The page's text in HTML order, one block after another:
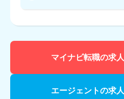
マイナビ転職の求
エージェントの求